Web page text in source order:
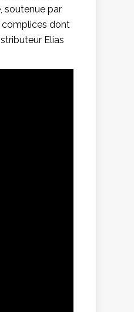
soutenue par
complices dont
Elias